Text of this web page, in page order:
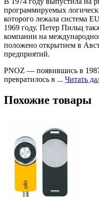
программируемых
которого лежала система
1969 году. Петер Пильц
компании на
положено открытием в
предприятий.
PNOZ — появившись в
превратилось в ... Читать
Похожие товары